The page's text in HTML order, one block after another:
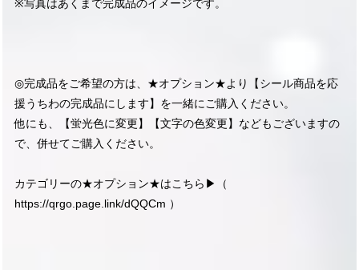
※写真はあくまで完成品のイメージです。
◎完成品をご希望の方は、★オプション★より【シール商品を応
援うちわの完成品にします】を一緒にご購入ください。
他にも、【蛍光色に変更】【文字の色変更】などもございますの
で、併せてご購入ください。
カテゴリーの★オプション★はこちら▶︎（
https://qrgo.page.link/dQQCm ）